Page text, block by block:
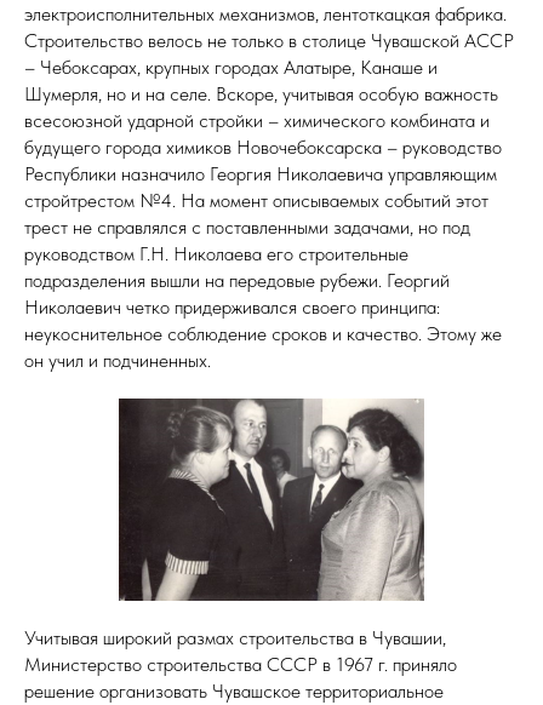
электроисполнительных механизмов, лентоткацкая фабрика.
Строительство велось не только в столице Чувашской АССР
– Чебоксарах, крупных городах Алатыре, Канаше и
Шумерля, но и на селе. Вскоре, учитывая особую важность
всесоюзной ударной стройки – химического комбината и
будущего города химиков Новочебоксарска – руководство
Республики назначило Георгия Николаевича управляющим
стройтрестом №4. На момент описываемых событий этот
трест не справлялся с поставленными задачами, но под
руководством Г.Н. Николаева его строительные
подразделения вышли на передовые рубежи. Георгий
Николаевич четко придерживался своего принципа:
неукоснительное соблюдение сроков и качество. Этому же
он учил и подчиненных.
Учитывая широкий размах строительства в Чувашии,
Министерство строительства СССР в 1967 г. приняло
решение организовать Чувашское территориальное